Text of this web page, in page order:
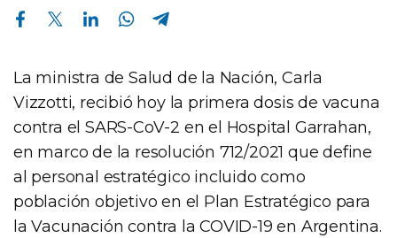
Compartir en Facebook Compartir en Twitter Compartir en Linkedin Compartir en Whatsapp
La ministra de Salud de la Nación, Carla
Vizzotti, recibió hoy la primera dosis de vacuna
contra el SARS-CoV-2 en el Hospital Garrahan,
en marco de la resolución 712/2021 que define
al personal estratégico incluido como
población objetivo en el Plan Estratégico para
la Vacunación contra la COVID-19 en Argentina.